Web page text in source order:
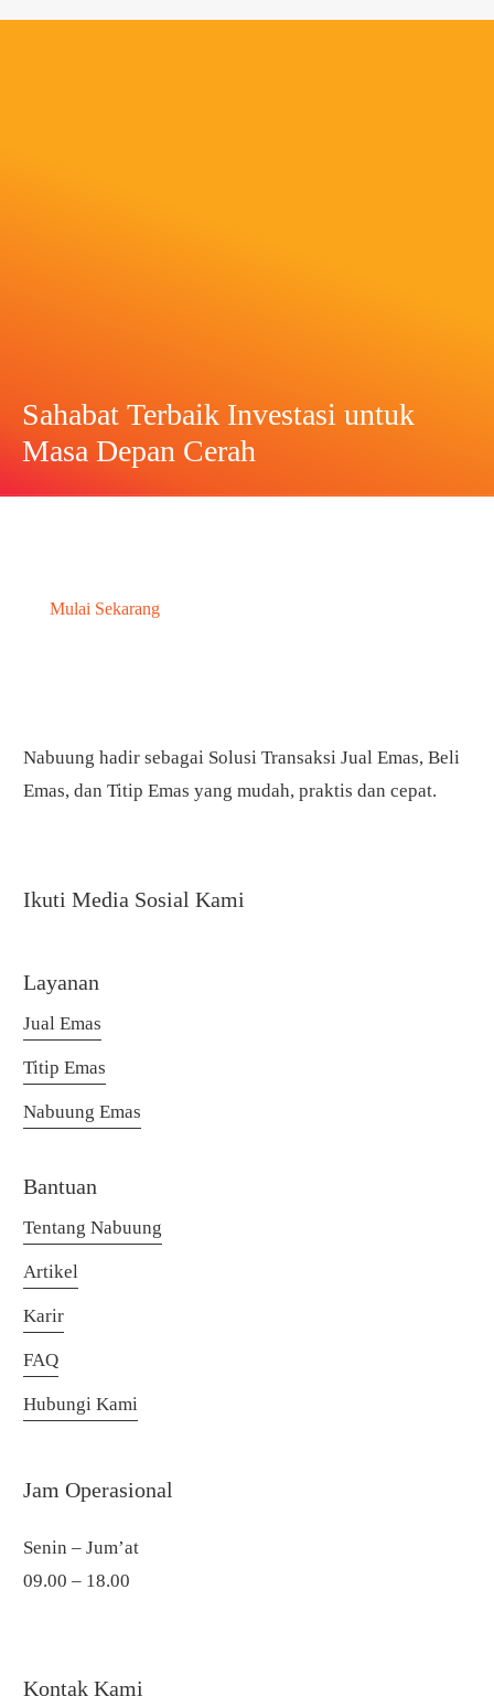
Sahabat Terbaik Investasi untuk
Masa Depan Cerah
Mulai Sekarang
Nabuung hadir sebagai Solusi Transaksi Jual Emas, Beli
Emas, dan Titip Emas yang mudah, praktis dan cepat.
Ikuti Media Sosial Kami
Layanan
Jual Emas
Titip Emas
Nabuung Emas
Bantuan
Tentang Nabuung
Artikel
Karir
FAQ
Hubungi Kami
Jam Operasional
Senin – Jum’at
09.00 – 18.00
Kontak Kami